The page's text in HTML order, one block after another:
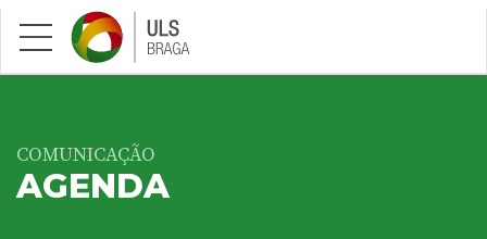
Saltar para conteúdo principal
COMUNICAÇÃO
AGENDA